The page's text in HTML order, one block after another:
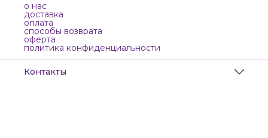
о нас
доставка
оплата
способы возврата
оферта
политика конфиденциальности
Контакты